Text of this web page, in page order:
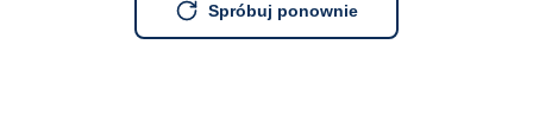
Spróbuj ponownie